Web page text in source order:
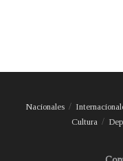
Nacionales
Cultura